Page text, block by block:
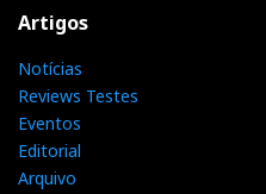
Artigos
Notícias
Reviews Testes
Eventos
Editorial
Arquivo